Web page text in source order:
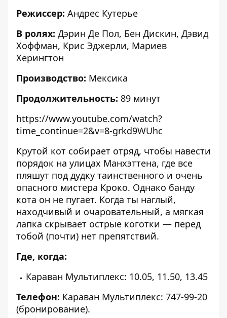
Режиссер: Андрес Кутерье
В ролях: Дэрин Де Пол, Бен Дискин, Дэвид
Хоффман, Крис Эджерли, Мариев
Херингтон
Производство: Мексика
Продолжительность: 89 минут
https://www.youtube.com/watch?
time_continue=2&v=8-grkd9WUhc
Крутой кот собирает отряд, чтобы навести
порядок на улицах Манхэттена, где все
пляшут под дудку таинственного и очень
опасного мистера Кроко. Однако банду
кота он не пугает. Когда ты наглый,
находчивый и очаровательный, а мягкая
лапка скрывает острые коготки — перед
тобой (почти) нет препятствий.
Где, когда:
Караван Мультиплекс: 10.05, 11.50, 13.45
Телефон: Караван Мультиплекс: 747-99-20
(бронирование).